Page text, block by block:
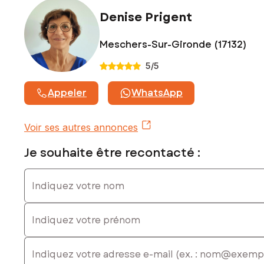
0622046611, E-mail : denise.prigent@safti.fr - EI - Agent
commercial immatriculé au RSAC de SAINTES sous le
numéro 432 431 690
Denise Prigent
Meschers-Sur-Gironde (17132)
5/5
Appeler WhatsApp
Voir ses autres annonces
Je souhaite être recontacté :
Indiquez votre nom
Indiquez votre prénom
E-mail